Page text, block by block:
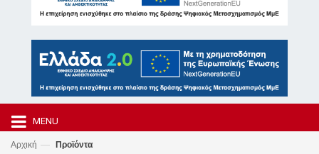
MENU
Αρχική — Προϊόντα